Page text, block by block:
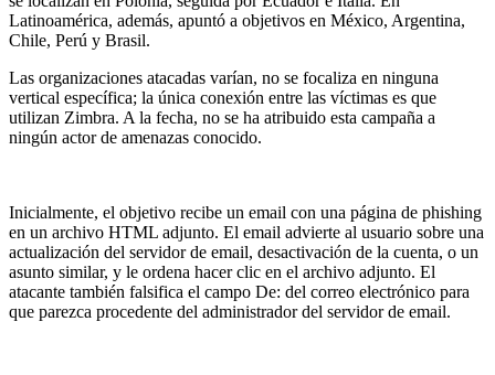
Latinoamérica, además, apuntó a objetivos en México, Argentina,
Chile, Perú y Brasil.
Las organizaciones atacadas varían, no se focaliza en ninguna
vertical específica; la única conexión entre las víctimas es que
utilizan Zimbra. A la fecha, no se ha atribuido esta campaña a
ningún actor de amenazas conocido.
Inicialmente, el objetivo recibe un email con una página de phishing
en un archivo HTML adjunto. El email advierte al usuario sobre una
actualización del servidor de email, desactivación de la cuenta, o un
asunto similar, y le ordena hacer clic en el archivo adjunto. El
atacante también falsifica el campo De: del correo electrónico para
que parezca procedente del administrador del servidor de email.